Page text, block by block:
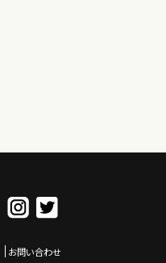
お問い合わせ